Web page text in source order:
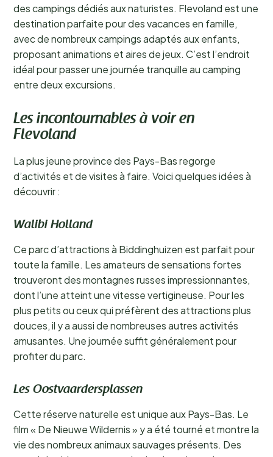
des campings dédiés aux naturistes. Flevoland est une
destination parfaite pour des vacances en famille,
avec de nombreux campings adaptés aux enfants,
proposant animations et aires de jeux. C’est l’endroit
idéal pour passer une journée tranquille au camping
entre deux excursions.
Les incontournables à voir en
Flevoland
La plus jeune province des Pays-Bas regorge
d’activités et de visites à faire. Voici quelques idées à
découvrir :
Walibi Holland
Ce parc d’attractions à Biddinghuizen est parfait pour
toute la famille. Les amateurs de sensations fortes
trouveront des montagnes russes impressionnantes,
dont l’une atteint une vitesse vertigineuse. Pour les
plus petits ou ceux qui préfèrent des attractions plus
douces, il y a aussi de nombreuses autres activités
amusantes. Une journée suffit généralement pour
profiter du parc.
Les Oostvaardersplassen
Cette réserve naturelle est unique aux Pays-Bas. Le
film « De Nieuwe Wildernis » y a été tourné et montre la
vie des nombreux animaux sauvages présents. Des